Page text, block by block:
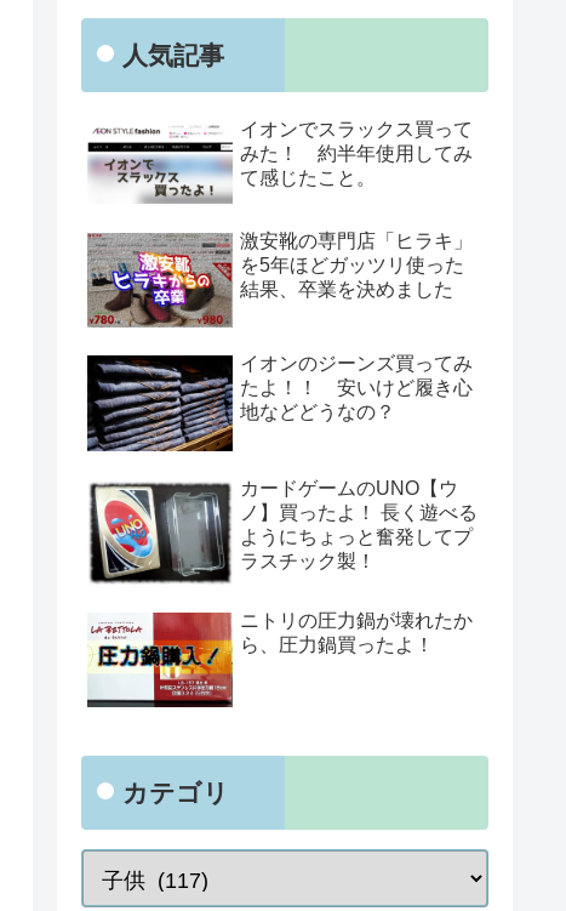
人気記事
イオンでスラックス買って
みた！ 約半年使用してみ
て感じたこと。
激安靴の専門店「ヒラキ」
を5年ほどガッツリ使った
結果、卒業を決めました
イオンのジーンズ買ってみ
たよ！！ 安いけど履き心
地などどうなの？
カードゲームのUNO【ウ
ノ】買ったよ！ 長く遊べる
ようにちょっと奮発してプ
ラスチック製！
ニトリの圧力鍋が壊れたか
ら、圧力鍋買ったよ！
カテゴリ